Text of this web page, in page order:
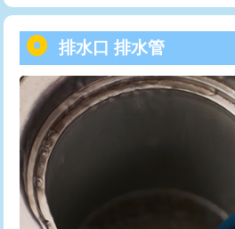
用（追加）/3ｍ超え)
給水管工事※（ライニング鋼管・銅
管・ポリ管・HT管使用/3ｍまで)
給水管工事※（ライニング鋼管・銅
管・ポリ管・HT管使用/3ｍ超え)
排水管工事（土の掘削・埋め戻し作
業）
トーラー機使用/3mまで
追加トーラー機使用/3m超え
カメラ調査
桝清掃
止水・漏水調査・防水処理・清掃・修
理・調整・分解・加工など（軽作業）
排水口 排水管